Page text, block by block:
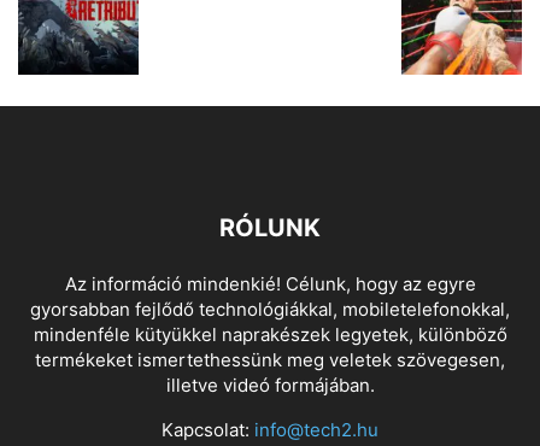
RÓLUNK
Az információ mindenkié! Célunk, hogy az egyre
gyorsabban fejlődő technológiákkal, mobiletelefonokkal,
mindenféle kütyükkel naprakészek legyetek, különböző
termékeket ismertethessünk meg veletek szövegesen,
illetve videó formájában.
Kapcsolat: info@tech2.hu